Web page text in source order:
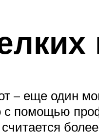
– еще один
помощью